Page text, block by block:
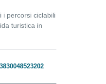
i percorsi ciclabili
turistica in
3830048523202